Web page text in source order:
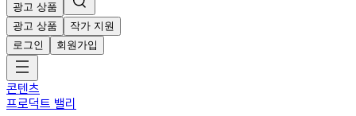
광고 상품
광고 상품
작가 지원
로그인
회원가입
콘텐츠
프로덕트 밸리